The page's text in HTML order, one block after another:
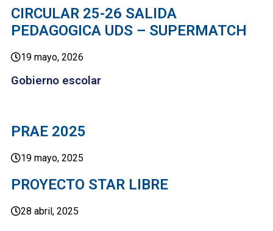
CIRCULAR 25-26 SALIDA
PEDAGOGICA UDS – SUPERMATCH
19 mayo, 2026
Gobierno escolar
PRAE 2025
19 mayo, 2025
PROYECTO STAR LIBRE
28 abril, 2025